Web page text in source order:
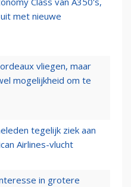
met nieuwe
vliegen, maar
mogelijkheid om te
tegelijk ziek aan
Airlines-vlucht
in grotere